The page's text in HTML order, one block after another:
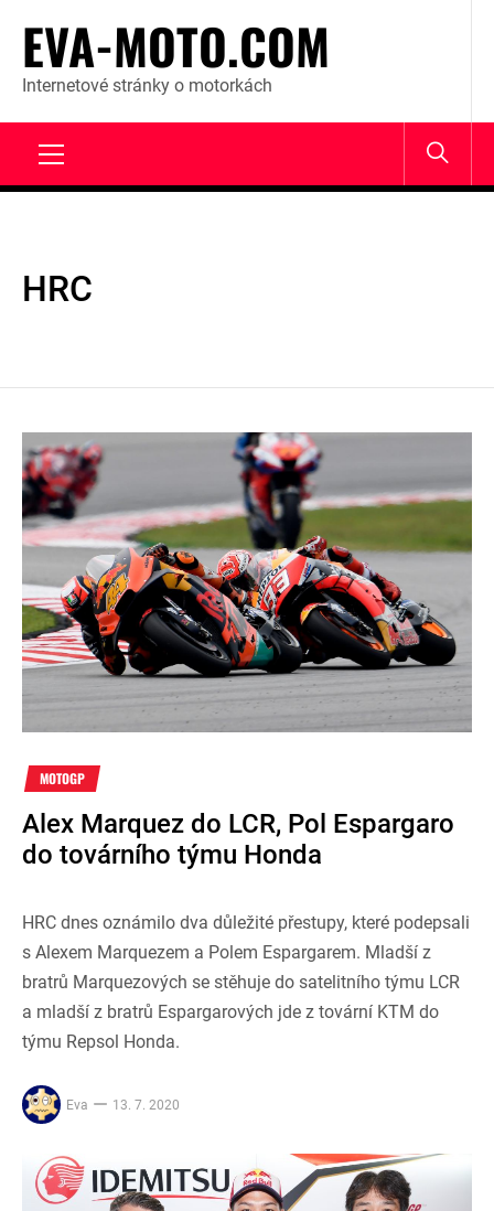
content
EVA-MOTO.COM
Internetové stránky o motorkách
HRC
MOTOGP
Alex Marquez do LCR, Pol Espargaro
do továrního týmu Honda
HRC dnes oznámilo dva důležité přestupy, které podepsali
s Alexem Marquezem a Polem Espargarem. Mladší z
bratrů Marquezových se stěhuje do satelitního týmu LCR
a mladší z bratrů Espargarových jde z tovární KTM do
týmu Repsol Honda.
Eva 13. 7. 2020